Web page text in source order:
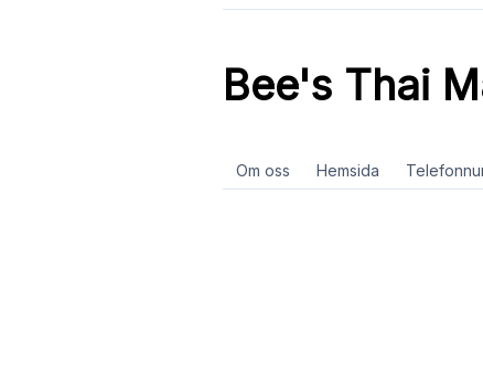
Bee's Thai
Om oss Hemsida